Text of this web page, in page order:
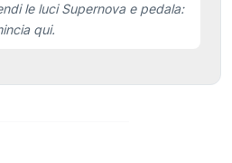
le luci Supernova e pedala:
qui.